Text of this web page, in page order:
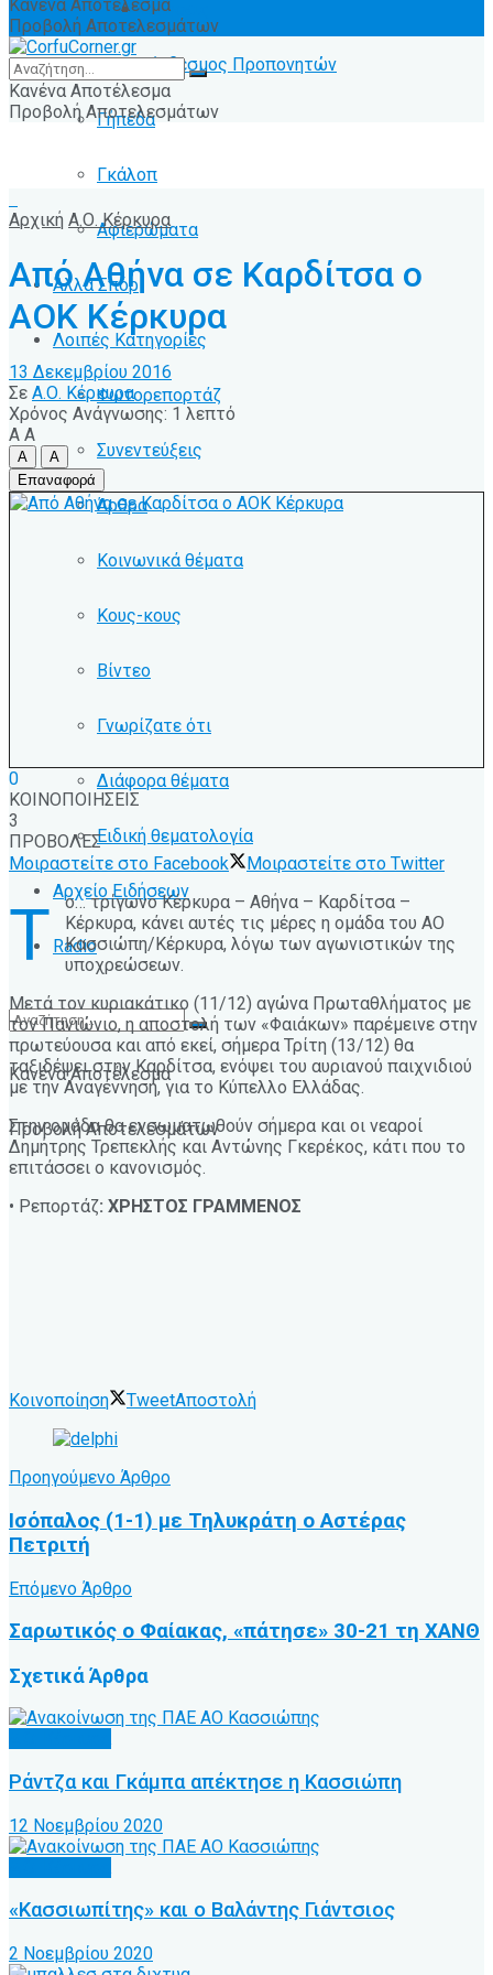
Ειδήσεις
Σύνδεσμος Προπονητών
Γήπεδα
Γκάλοπ
Αφιερώματα
Άλλα Σπόρ
Λοιπές Κατηγορίες
Φωτορεπορτάζ
Συνεντεύξεις
Άρθρα
Κοινωνικά θέματα
Κους-κους
Βίντεο
Γνωρίζατε ότι
Διάφορα θέματα
Ειδική θεματολογία
Αρχείο Ειδήσεων
Radio
Κανένα Αποτέλεσμα
Προβολή Αποτελεσμάτων
Κανένα Αποτέλεσμα
Προβολή Αποτελεσμάτων
Κανένα Αποτέλεσμα
Προβολή Αποτελεσμάτων
Αρχική Α.Ο. Κέρκυρα
Από Αθήνα σε Καρδίτσα ο
ΑΟΚ Κέρκυρα
13 Δεκεμβρίου 2016
Σε Α.Ο. Κέρκυρα
Χρόνος Ανάγνωσης: 1 λεπτό
A A
A
A
Επαναφορά
0
ΚΟΙΝΟΠΟΙΗΣΕΙΣ
3
ΠΡΟΒΟΛΕΣ
Μοιραστείτε στο Facebook
Μοιραστείτε στο Twitter
Τ
ο… τρίγωνο Κέρκυρα – Αθήνα – Καρδίτσα –
Κέρκυρα, κάνει αυτές τις μέρες η ομάδα του ΑΟ
Κασσιώπη/Κέρκυρα, λόγω των αγωνιστικών της
υποχρεώσεων.
Μετά τον κυριακάτικο (11/12) αγώνα Πρωταθλήματος με
τον Πανιώνιο, η αποστολή των «Φαιάκων» παρέμεινε στην
πρωτεύουσα και από εκεί, σήμερα Τρίτη (13/12) θα
ταξιδέψει στην Καρδίτσα, ενόψει του αυριανού παιχνιδιού
με την Αναγέννηση, για το Κύπελλο Ελλάδας.
Στην ομάδα θα ενσωματωθούν σήμερα και οι νεαροί
Δημήτρης Τρεπεκλής και Αντώνης Γκερέκος, κάτι που το
επιτάσσει ο κανονισμός.
• Ρεπορτάζ: ΧΡΗΣΤΟΣ ΓΡΑΜΜΕΝΟΣ
Κοινοποίηση TweetΑποστολή
Προηγούμενο Άρθρο
Ισόπαλος (1-1) με Τηλυκράτη ο Αστέρας
Πετριτή
Επόμενο Άρθρο
Σαρωτικός ο Φαίακας, «πάτησε» 30-21 τη ΧΑΝΘ
ΣχετικάΆρθρα
Ράντζα και Γκάμπα απέκτησε η Κασσιώπη
12 Νοεμβρίου 2020
«Κασσιωπίτης» και ο Βαλάντης Γιάντσιος
2 Νοεμβρίου 2020